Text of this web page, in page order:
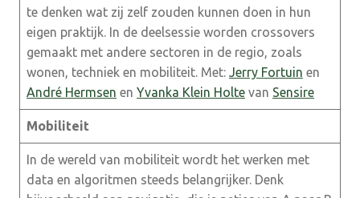
te denken wat zij zelf zouden kunnen doen in hun
eigen praktijk. In de deelsessie worden crossovers
gemaakt met andere sectoren in de regio, zoals
wonen, techniek en mobiliteit. Met: Jerry Fortuin en
André Hermsen en Yvanka Klein Holte van Sensire
Mobiliteit
In de wereld van mobiliteit wordt het werken met
data en algoritmen steeds belangrijker. Denk